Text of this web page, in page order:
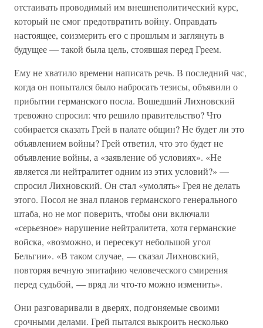
отстаивать проводимый им внешнеполитический курс,
который не смог предотвратить войну. Оправдать
настоящее, соизмерить его с прошлым и заглянуть в
будущее — такой была цель, стоявшая перед Греем.
Ему не хватило времени написать речь. В последний час,
когда он попытался было набросать тезисы, объявили о
прибытии германского посла. Вошедший Лихновский
тревожно спросил: что решило правительство? Что
собирается сказать Грей в палате общин? Не будет ли это
объявлением войны? Грей ответил, что это будет не
объявление войны, а «заявление об условиях». «Не
является ли нейтралитет одним из этих условий?» —
спросил Лихновский. Он стал «умолять» Грея не делать
этого. Посол не знал планов германского генерального
штаба, но не мог поверить, чтобы они включали
«серьезное» нарушение нейтралитета, хотя германские
войска, «возможно, и пересекут небольшой угол
Бельгии». «В таком случае, — сказал Лихновский,
повторяя вечную эпитафию человеческого смирения
перед судьбой, — вряд ли что-то можно изменить».
Они разговаривали в дверях, подгоняемые своими
срочными делами. Грей пытался выкроить несколько